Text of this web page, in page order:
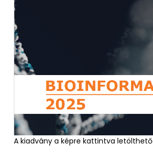
A kiadvány a képre kattintva letölthető